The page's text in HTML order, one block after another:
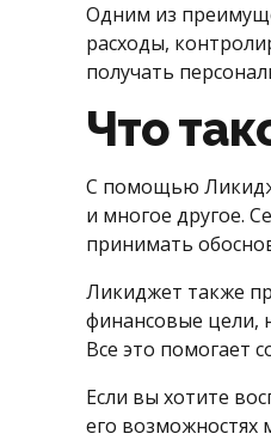
Одним из
расходы,
получать
Что
С помощью
и многое другое.
принимать
Ликиджет также
финансовые цели,
Все это помогает
Если вы хотите
его возможностях